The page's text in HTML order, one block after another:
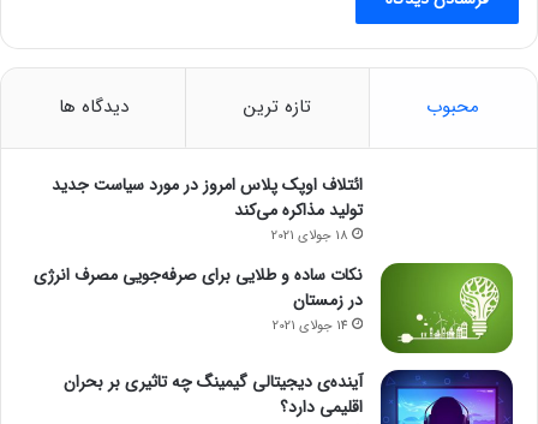
محبوب تازه ترین دیدگاه ها
ائتلاف اوپک پلاس امروز در مورد سیاست جدید
تولید مذاکره می‌کند
18 جولای 2021
نکات ساده و طلایی برای صرفه‌جویی مصرف انرژی
در زمستان
14 جولای 2021
آینده‌ی دیجیتالی گیمینگ چه تاثیری بر بحران
اقلیمی دارد؟